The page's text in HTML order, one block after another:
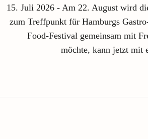
15. Juli 2026 - Am 22. August wird
zum Treffpunkt für Hamburgs
Food-Festival gemeinsam mit
möchte, kann jetzt mit